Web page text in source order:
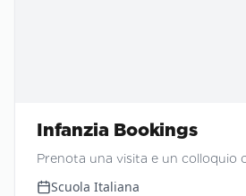
Infanzia Bookings
Prenota una visita e un colloquio
Scuola Italiana